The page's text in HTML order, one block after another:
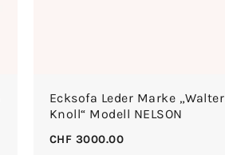
Ecksofa Leder Marke „Walter
Knoll“ Modell NELSON
CHF 3000.00